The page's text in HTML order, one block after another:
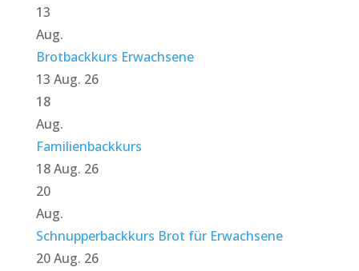
13
Aug.
Brotbackkurs Erwachsene
13 Aug. 26
18
Aug.
Familienbackkurs
18 Aug. 26
20
Aug.
Schnupperbackkurs Brot für Erwachsene
20 Aug. 26